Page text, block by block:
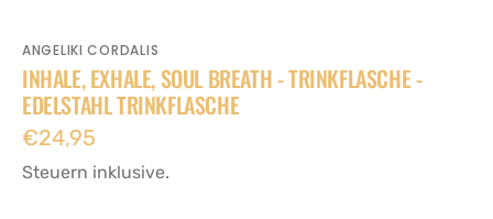
ANGELIKI CORDALIS
INHALE, EXHALE, SOUL BREATH - TRINKFLASCHE -
EDELSTAHL TRINKFLASCHE
Regulärer
Preis
€24,95
Steuern inklusive.